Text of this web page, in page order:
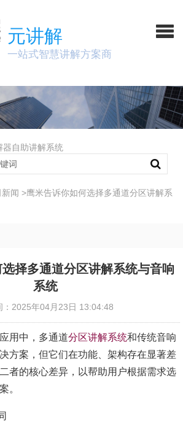
元讲解
一站式智慧讲解方案商
器自助讲解系统
闻 >鹰米告诉你如何选择多通道分区讲解系
择多通道分区讲解系统与音响
系统
：2025年04月23日 13:04:48
用中，多通道分区讲解系统和传统音响
方案，但它们在功能、架构存在显著差
者的核心差异，以帮助用户根据需求选
。